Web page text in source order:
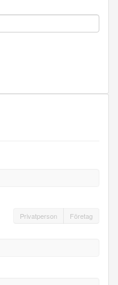
Privatperson Företag